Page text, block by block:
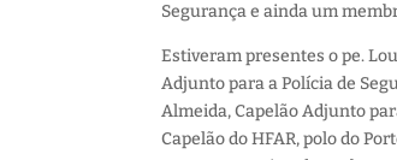
Segurança e ainda um
Estiveram presentes o pe.
Adjunto para a Polícia de
Almeida, Capelão Adjunto
Capelão do HFAR, polo do